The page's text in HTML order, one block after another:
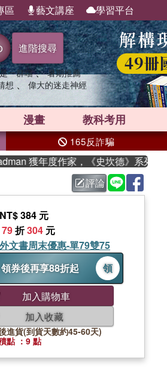
區 藝文講座 學習平台
進階搜尋
一群喵 、 暑期推薦
想 、 偉大的迷走神經
漫畫 教科考用
165反詐騙
獲年度作家，《史坎德》系列帶你踏
評論
NT$ 384 元
79折304 元
外文書周末優惠-單79雙75
領券後再享88折起
領
加入購物車
加入收藏
進貨(到貨天數約45-60天)
點 ：9 點